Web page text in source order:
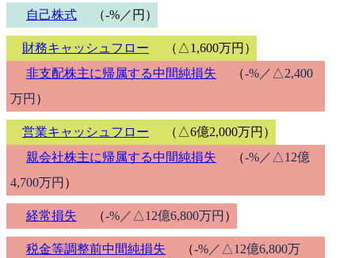
自己株式 （-%／円）
財務キャッシュフロー
（△1,600万円）
非支配株主に帰属する中間純損失
（-%／△2,400
万円 ）
営業キャッシュフロー
（△6億2,000万円）
親会社株主に帰属する中間純損失
（-%／△12億
4,700万円 ）
経常損失 （-%／△12億6,800万円 ）
税金等調整前中間純損失 （-%／△12億6,800万